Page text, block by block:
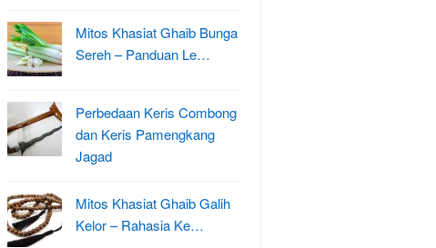
Mitos Khasiat Ghaib Bunga
Sereh – Panduan Le…
Perbedaan Keris Combong
dan Keris Pamengkang
Jagad
Mitos Khasiat Ghaib Galih
Kelor – Rahasia Ke…